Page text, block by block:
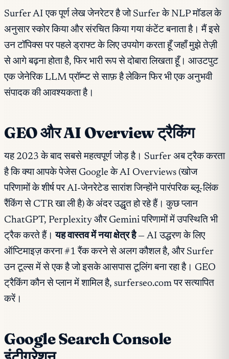
Surfer AI एक पूर्ण लेख जेनरेटर है जो Surfer के NLP मॉडल के
अनुसार स्कोर किया और संरचित किया गया कंटेंट बनाता है। मैं इसे
उन टॉपिक्स पर पहले ड्राफ्ट के लिए उपयोग करता हूँ जहाँ मुझे तेज़ी
से आगे बढ़ना होता है, फिर भारी रूप से दोबारा लिखता हूँ। आउटपुट
एक जेनेरिक LLM प्रॉम्प्ट से साफ़ है लेकिन फिर भी एक अनुभवी
संपादक की आवश्यकता है।
GEO और AI Overview ट्रैकिंग
यह 2023 के बाद सबसे महत्वपूर्ण जोड़ है। Surfer अब ट्रैक करता
है कि क्या आपके पेजेस Google के AI Overviews (खोज
परिणामों के शीर्ष पर AI-जेनरेटेड सारांश जिन्होंने पारंपरिक ब्लू-लिंक
रैंकिंग से CTR खा ली है) के अंदर उद्धृत हो रहे हैं। कुछ प्लान
ChatGPT, Perplexity और Gemini परिणामों में उपस्थिति भी
ट्रैक करते हैं।यह वास्तव में नया क्षेत्र है— AI उद्धरण के लिए
ऑप्टिमाइज़ करना #1 रैंक करने से अलग कौशल है, और Surfer
उन टूल्स में से एक है जो इसके आसपास टूलिंग बना रहा है। GEO
ट्रैकिंग कौन से प्लान में शामिल है, surferseo.com पर सत्यापित
करें।
Google Search Console